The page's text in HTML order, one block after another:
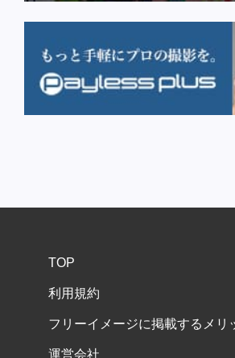
TOP
利用規約
フリーイメージに掲載するメリ
運営会社